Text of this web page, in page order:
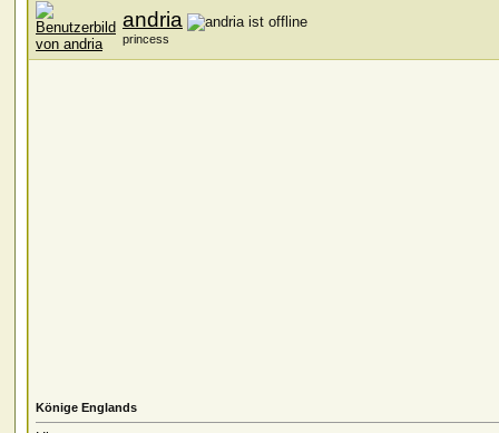
andria
princess
Könige Englands